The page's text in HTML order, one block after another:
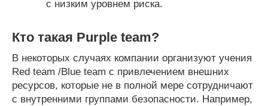
с низким уровнем риска.
Кто такая Purple team?
В некоторых случаях компании организуют учения
Red team /Blue team с привлечением внешних
ресурсов, которые не в полной мере сотрудничают
с внутренними группами безопасности. Например,